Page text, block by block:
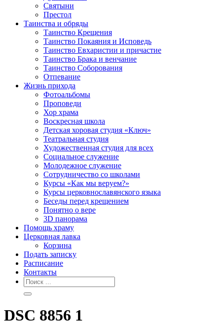
Святыни
Престол
Таинства и обряды
Таинство Крещения
Таинство Покаяния и Исповедь
Таинство Евхаристии и причастие
Таинство Брака и венчание
Таинство Соборования
Отпевание
Жизнь прихода
Фотоальбомы
Проповеди
Хор храма
Воскресная школа
Детская хоровая студия «Ключ»
Театральная студия
Х​удожественная студия для всех
Социальное служение
Молодежное служение
Сотрудничество со школами
Курсы «Как мы веруем?»
Курсы церковнославянского языка
Беседы перед крещением
Понятно о вере
3D панорама
Помощь храму
Церковная лавка
Корзина
Подать записку
Расписание
Контакты
DSC 8856 1